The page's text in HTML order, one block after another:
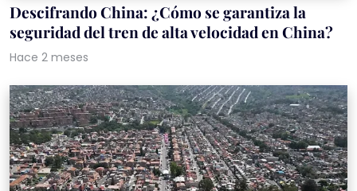
Descifrando China: ¿Cómo se garantiza la
seguridad del tren de alta velocidad en China?
Hace 2 meses